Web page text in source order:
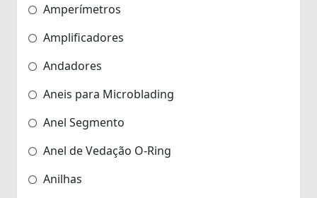
Amperímetros
Amplificadores
Andadores
Aneis para Microblading
Anel Segmento
Anel de Vedação O-Ring
Anilhas